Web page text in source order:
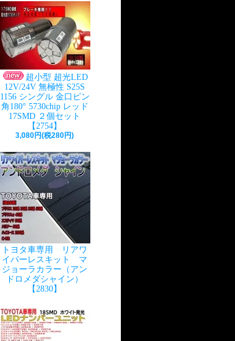
超小型 超光LED
12V/24V 無極性 S25S
1156 シングル 金口ピン
角180° 5730chip レッド
17SMD ２個セット
【2754】
3,080円(税280円)
トヨタ車専用 リアワ
イパーレスキット マ
ジョーラカラー（アン
ドロメダシャイン）
【2830】